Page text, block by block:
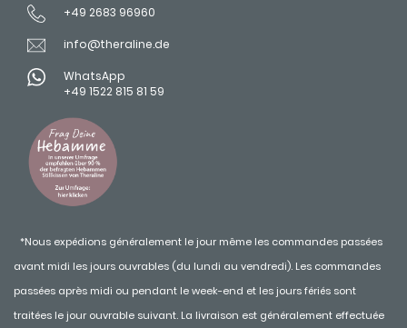
+49 2683 96960
info@theraline.de
WhatsApp
+49 1522 815 81 59
*Nous expédions généralement le jour même les commandes passées
avant midi les jours ouvrables (du lundi au vendredi). Les commandes
passées après midi ou pendant le week-end et les jours fériés sont
traitées le jour ouvrable suivant. La livraison est généralement effectuée